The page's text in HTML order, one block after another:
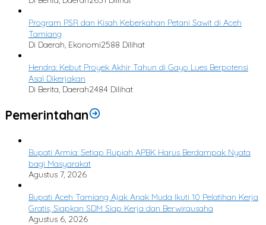
Program PSR dan Kisah Keberkahan Petani Sawit di Aceh
Tamiang
Di Daerah, Ekonomi2588 Dilihat
Hendra: Kebut Proyek Akhir Tahun di Gayo Lues Berpotensi
Asal Dikerjakan
Di Berita, Daerah2484 Dilihat
Pemerintahan
Bupati Armia: Setiap Rupiah APBK Harus Berdampak Nyata
bagi Masyarakat
Agustus 7, 2026
Bupati Aceh Tamiang Ajak Anak Muda Ikuti 10 Pelatihan Kerja
Gratis, Siapkan SDM Siap Kerja dan Berwirausaha
Agustus 6, 2026